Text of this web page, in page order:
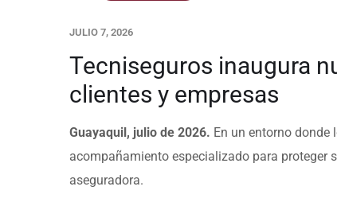
JULIO 7, 2026
Tecniseguros inaugura
clientes y empresas
Guayaquil, julio de 2026. En un entorno
acompañamiento especializado para proteger
aseguradora.